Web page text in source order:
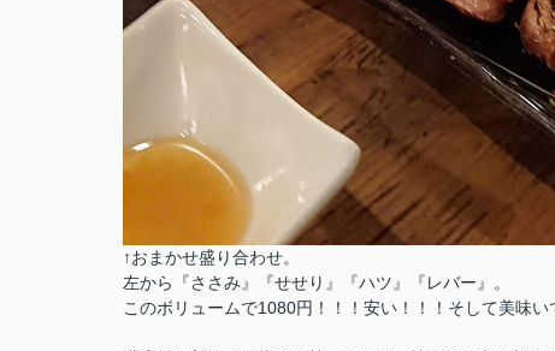
↑おまかせ盛り合わせ。
左から『ささみ』『せせり』『ハツ』『レバー』。
このボリュームで1080円！！！安い！！！そして美味い